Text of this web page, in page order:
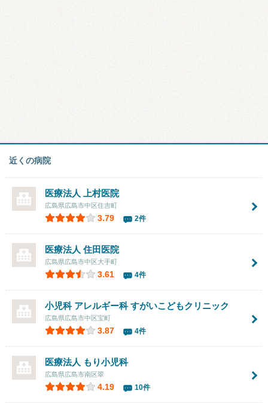
近くの病院
医療法人 上村医院
広島県広島市中区住吉町
3.79 2件
医療法人 住田医院
広島県広島市中区大手町
3.61 4件
小児科 アレルギー科 すがいこどもクリニック
広島県広島市中区宝町
3.87 4件
医療法人 もり小児科
広島県広島市南区翠
4.19 10件